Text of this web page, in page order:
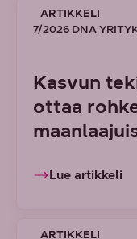
ARTIKKELI
7/2026 DNA
Kasvun
ottaa
Lue artikkeli
ARTIKKELI